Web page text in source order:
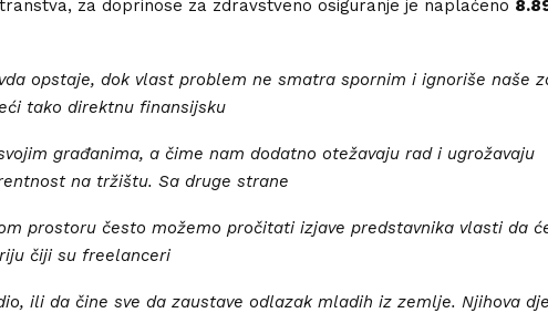
za doprinose za zdravstveno osiguranje je naplaćeno
opstaje, dok vlast problem ne smatra spornim i ignoriše naše
tako direktnu finansijsku
građanima, a čime nam dodatno otežavaju rad i ugrožavaju
na tržištu. Sa druge strane
prostoru često možemo pročitati izjave predstavnika vlasti da
čiji su freelanceri
ili da čine sve da zaustave odlazak mladih iz zemlje. Njihova